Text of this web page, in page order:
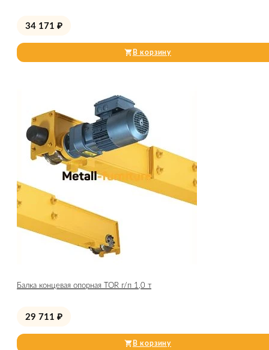
34 171 ₽
В корзину
Балка концевая опорная TOR г/п 1,0 т
29 711 ₽
В корзину